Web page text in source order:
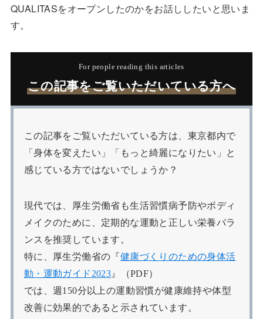
QUALITASをオープンしたのかをお話ししたいと思いま
す。
For people reading this articles
この記事をご覧いただいている方へ
この記事をご覧いただいている方は、東京都内で
「身体を変えたい」「もっと綺麗になりたい」と
感じている方ではないでしょうか？
現代では、厚生労働省も生活習慣病予防やボディ
メイクのために、定期的な運動と正しい栄養バラ
ンスを推奨しています。
特に、厚生労働省の『健康づくりのための身体活
動・運動ガイド2023 』（PDF）
では、週150分以上の運動習慣が健康維持や体型
改善に効果的であると示されています。